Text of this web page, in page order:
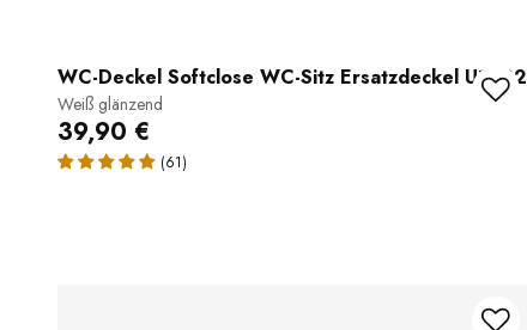
WC-Deckel Softclose WC-Sitz Ersatzdeckel U1002
Weiß glänzend
39,90 €
(61)